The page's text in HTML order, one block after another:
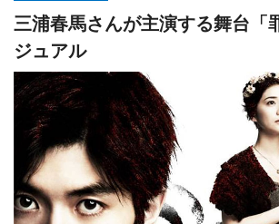
三浦春馬さんが主演する舞台「
ジュアル